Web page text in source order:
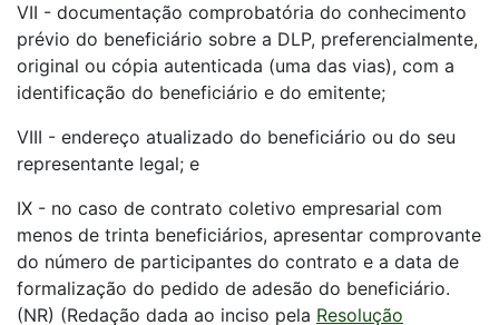
VII - documentação comprobatória do conhecimento
prévio do beneficiário sobre a DLP, preferencialmente,
original ou cópia autenticada (uma das vias), com a
identificação do beneficiário e do emitente;
VIII - endereço atualizado do beneficiário ou do seu
representante legal; e
IX - no caso de contrato coletivo empresarial com
menos de trinta beneficiários, apresentar comprovante
do número de participantes do contrato e a data de
formalização do pedido de adesão do beneficiário.
(NR) (Redação dada ao inciso pela Resolução